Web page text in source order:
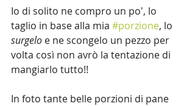
Io di solito ne compro un po', lo
taglio in base alla mia #porzione, lo
surgelo e ne scongelo un pezzo per
volta così non avrò la tentazione di
mangiarlo tutto!!
In foto tante belle porzioni di pane